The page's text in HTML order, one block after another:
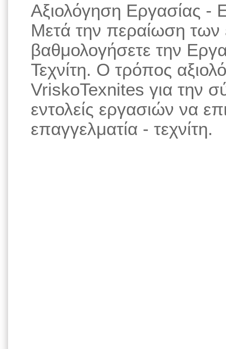
Αξιολόγηση Εργασίας -
Μετά την περαίωση των
βαθμολογήσετε την
Τεχνίτη. Ο τρόπος
VriskoTexnites για την
εντολείς εργασιών να
επαγγελματία - τεχνίτη.